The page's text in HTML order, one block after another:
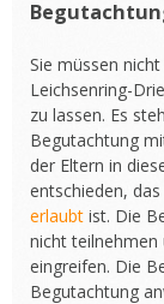
Sie müssen
Leichsenring-
zu lassen. Es
Begutachtung
der Eltern in
entschieden, das
erlaubt ist. Die
nicht teilnehmen
eingreifen. Die
Begutachtung